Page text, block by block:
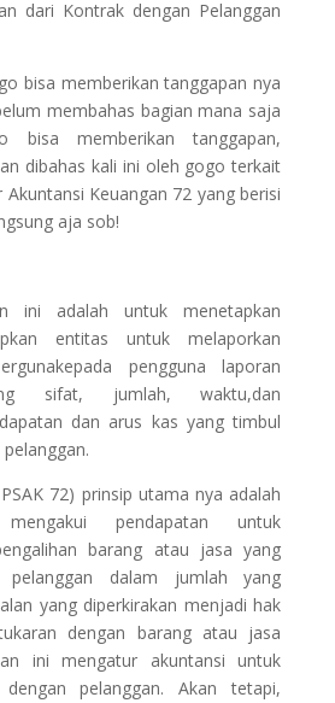
dari Kontrak dengan Pelanggan
bisa memberikan tanggapan nya
membahas bagian mana saja
bisa memberikan tanggapan,
dibahas kali ini oleh gogo terkait
Keuangan 72 yang berisi
aja sob!
ini adalah untuk menetapkan
entitas untuk melaporkan
pengguna laporan
sifat, jumlah, waktu,dan
dan arus kas yang timbul
72) prinsip utama nya adalah
pendapatan untuk
barang atau jasa yang
pelanggan dalam jumlah yang
yang diperkirakan menjadi hak
dengan barang atau jasa
ini mengatur akuntansi untuk
pelanggan. Akan tetapi,